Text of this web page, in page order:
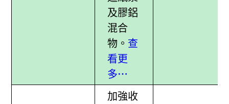
及膠鋁
混合
物。 查
看更
多…
加強收